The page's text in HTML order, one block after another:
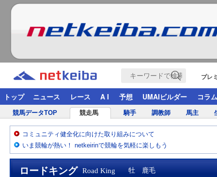
プレ
トップ ニュース レース A I 予想 UMAIビルダー コラム
競馬データTOP 競走馬 騎手 調教師 馬主
コミュニティ健全化に向けた取り組みについて
いま競輪が熱い！ netkeirinで競輪を気軽に楽しもう
ロードキング Road King 牡 鹿毛